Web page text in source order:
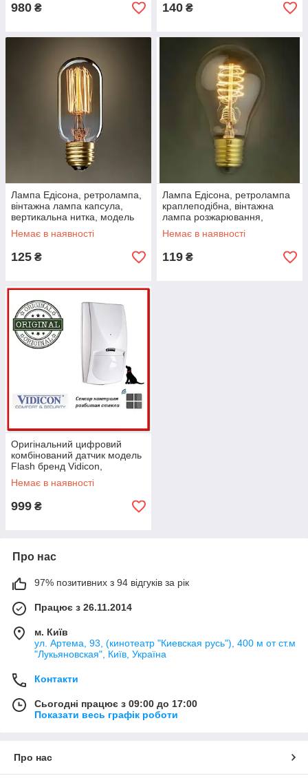
980 ₴ 140 ₴
Лампа Едісона, ретролампа,
вінтажна лампа капсула,
вертикальна нитка, модель
T45
Немає в наявності
125 ₴
Лампа Едісона, ретролампа
краплеподібна, вінтажна
лампа розжарювання,
спіральна нитка, модель А19/
А60
Немає в наявності
119 ₴
Оригінальний цифровий
комбінований датчик модель
Flash бренд Vidicon,
охоронний сповіщувач
Немає в наявності
999 ₴
Про нас
97% позитивних з 94 відгуків за рік
Працює з 26.11.2014
м. Київ
ул. Артема, 93, (кинотеатр "Киевская русь"), 400 м от ст.м
"Лукьяновская", Київ, Україна
Контакти
Сьогодні працює з 09:00 до 17:00
Показати весь графік роботи
Про нас